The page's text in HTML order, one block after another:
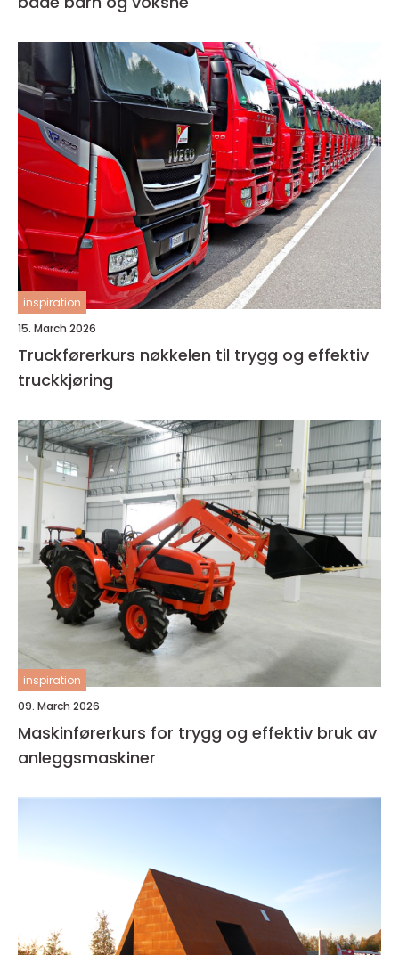
inspiration
15. March 2026
Truckførerkurs nøkkelen til trygg og effektiv
truckkjøring
inspiration
09. March 2026
Maskinførerkurs for trygg og effektiv bruk av
anleggsmaskiner